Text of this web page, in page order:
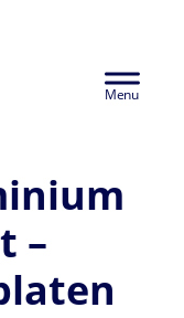
Header
–